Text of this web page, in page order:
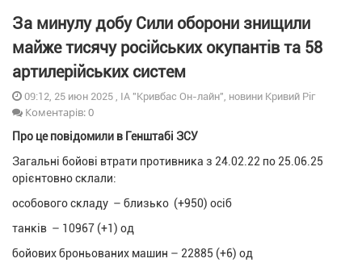
За минулу добу Сили оборони знищили
майже тисячу російських окупантів та 58
артилерійських систем
09:12, 25 июн 2025 , ІА "Кривбас Он-лайн", новини Кривий Ріг
Коментарів: 0
Про це повідомили в Генштабі ЗСУ
Загальні бойові втрати противника з 24.02.22 по 25.06.25
орієнтовно склали:
особового складу – близько (+950) осіб
танків – 10967 (+1) од
бойових броньованих машин – 22885 (+6) од